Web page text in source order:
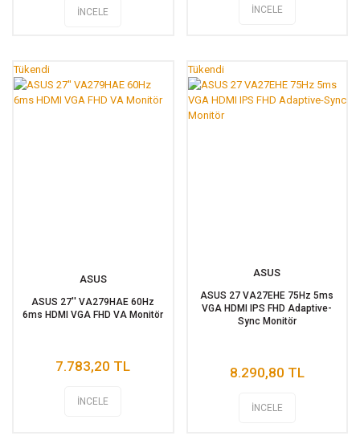
İNCELE İNCELE
Tükendi
ASUS
ASUS 27'' VA279HAE 60Hz
6ms HDMI VGA FHD VA Monitör
7.783,20 TL
İNCELE
Tükendi
ASUS
ASUS 27 VA27EHE 75Hz 5ms
VGA HDMI IPS FHD Adaptive-
Sync Monitör
8.290,80 TL
İNCELE